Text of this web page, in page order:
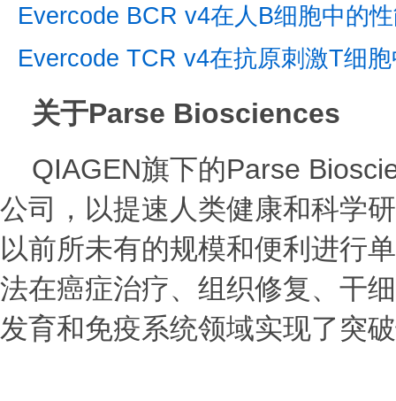
Evercode BCR v4在人B细胞中的
Evercode TCR v4在抗原刺激T细
关于Parse Biosciences
QIAGEN旗下的Parse
公司，以提速人类健康和科学
以前所未有的规模和便利进行
法在癌症治疗、组织修复、干
发育和免疫系统领域实现了突